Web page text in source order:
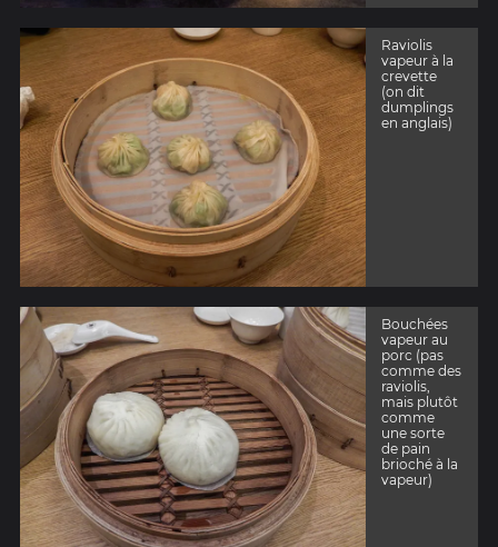
sauce
Raviolis
vapeur à la
crevette
(on dit
dumplings
en anglais)
Bouchées
vapeur au
porc (pas
comme des
raviolis,
mais plutôt
comme
une sorte
de pain
brioché à la
vapeur)